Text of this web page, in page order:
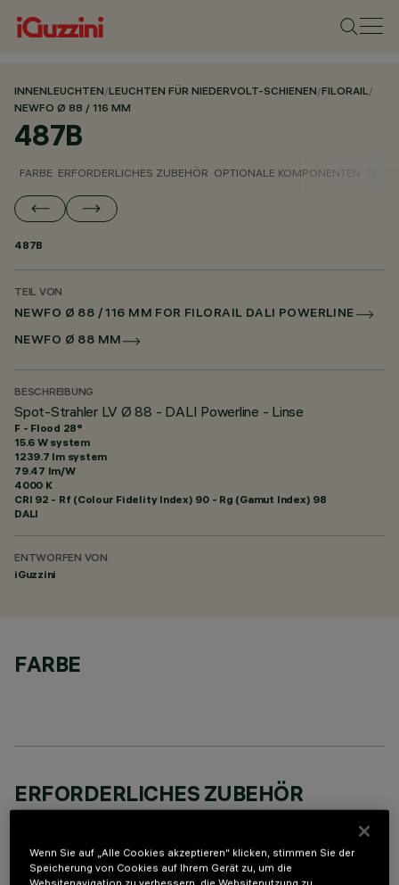
INNENLEUCHTEN/LEUCHTEN FÜR NIEDERVOLT-SCHIENEN/FILORAIL/
NEWFO Ø 88 / 116 MM
487B
FARBE ERFORDERLICHES ZUBEHÖR OPTIONALE KOMPONENTEN
487B
TEIL VON
NEWFO Ø 88 / 116 MM FOR FILORAIL DALI POWERLINE
NEWFO Ø 88 MM
BESCHREIBUNG
Spot-Strahler LV Ø 88 - DALI Powerline - Linse
F - Flood 28°
15.6 W system
1239.7 lm system
79.47 lm/W
4000 K
CRI 92 - Rf (Colour Fidelity Index) 90 - Rg (Gamut Index) 98
DALI
ENTWORFEN VON
iGuzzini
FARBE
ERFORDERLICHES ZUBEHÖR
Um das Produkt ordnungsgemäß zu installieren und zu betreiben, muss eines der erforderlichen
Wenn Sie auf „Alle Cookies akzeptieren“ klicken, stimmen Sie der
Speicherung von Cookies auf Ihrem Gerät zu, um die